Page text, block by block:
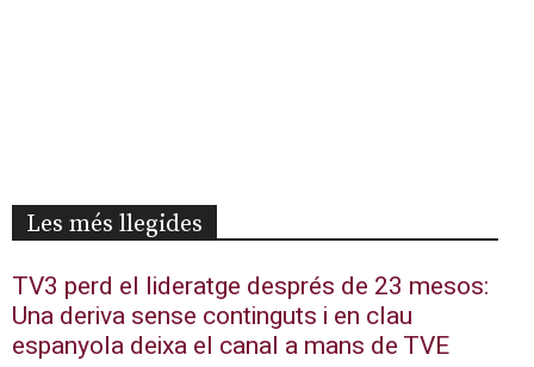
Les més llegides
TV3 perd el lideratge després de 23 mesos:
Una deriva sense continguts i en clau
espanyola deixa el canal a mans de TVE